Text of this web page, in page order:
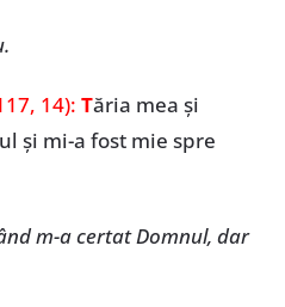
14): Tăria mea și
și mi-a fost mie spre
m-a certat Domnul, dar